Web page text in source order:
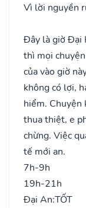
Vì lời nguyền
Đây là giờ Đại
thì mọi
của vào giờ
không có lợi,
hiểm. Chuyện
thua thiệt, e
chừng. Việc
tế mới an.
7h-9h
19h-21h
Đại An:TỐT